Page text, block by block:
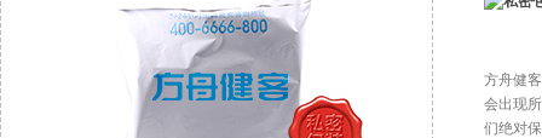
方舟健
会出现
们绝对